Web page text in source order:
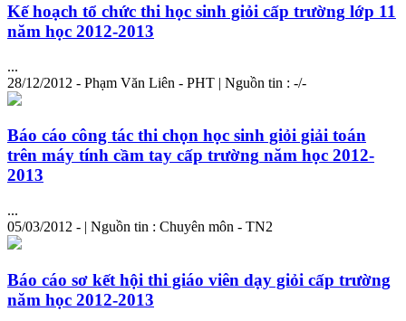
Kế hoạch tổ chức thi học sinh giỏi cấp trường lớp 11
năm học 2012-2013
...
28/12/2012 - Phạm Văn Liên - PHT | Nguồn tin : -/-
Báo cáo công tác thi chọn học sinh giỏi giải toán
trên máy tính cầm tay cấp trường năm học 2012-
2013
...
05/03/2012 - | Nguồn tin : Chuyên môn - TN2
Báo cáo sơ kết hội thi giáo viên dạy giỏi cấp trường
năm học 2012-2013